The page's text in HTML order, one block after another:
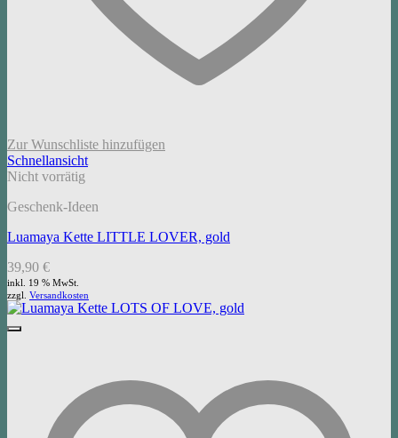
Zur Wunschliste hinzufügen
Schnellansicht
Nicht vorrätig
Geschenk-Ideen
Luamaya Kette LITTLE LOVER, gold
39,90 €
inkl. 19 % MwSt.
zzgl. Versandkosten